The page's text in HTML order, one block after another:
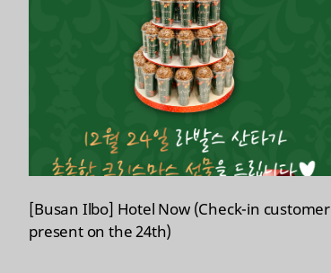
[Busan Ilbo] Hotel Now (Check-in customer
present on the 24th)